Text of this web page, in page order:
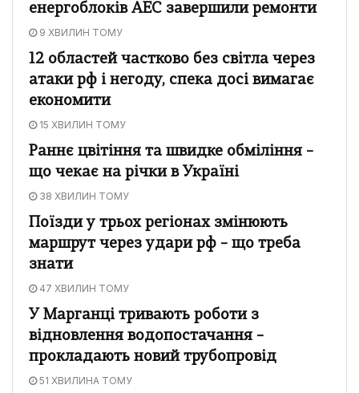
енергоблоків АЕС завершили ремонти
9 ХВИЛИН ТОМУ
12 областей частково без світла через
атаки рф і негоду, спека досі вимагає
економити
15 ХВИЛИН ТОМУ
Раннє цвітіння та швидке обміління –
що чекає на річки в Україні
38 ХВИЛИН ТОМУ
Поїзди у трьох регіонах змінюють
маршрут через удари рф – що треба
знати
47 ХВИЛИН ТОМУ
У Марганці тривають роботи з
відновлення водопостачання –
прокладають новий трубопровід
51 ХВИЛИНА ТОМУ